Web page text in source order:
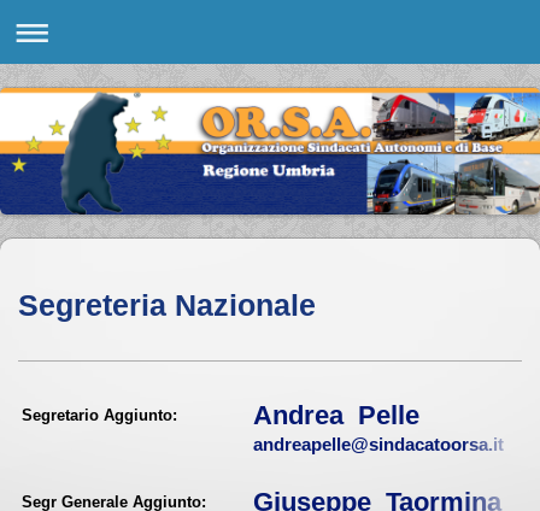
Segreteria Nazionale
Segretario Aggiunto: Andrea Pelle
andreapelle@sindacatoorsa.it
Segr Generale Aggiunto: Giuseppe Taormina